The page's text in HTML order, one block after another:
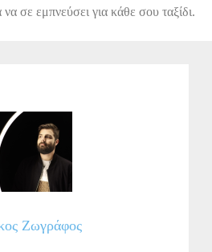
να σε εμπνεύσει για κάθε σου ταξίδι.
Ζωγράφος